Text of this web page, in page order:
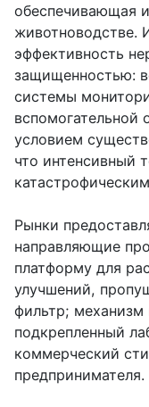
обеспечивающая
животноводстве.
эффективность
защищенностью:
системы
вспомогательной
условием
что интенсивный
Рынки
направляющие
платформу для
улучшений,
фильтр; механизм
подкрепленный
коммерческий
предпринимателя.